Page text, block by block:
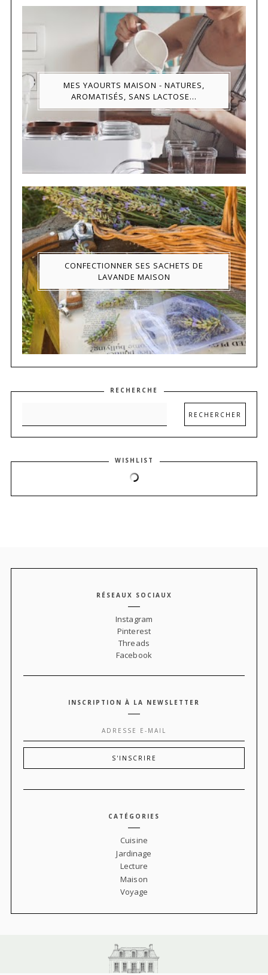
MES YAOURTS MAISON - NATURES,
AROMATISÉS, SANS LACTOSE...
CONFECTIONNER SES SACHETS DE
LAVANDE MAISON
RECHERCHE
WISHLIST
RÉSEAUX SOCIAUX
Instagram
Pinterest
Threads
Facebook
INSCRIPTION À LA NEWSLETTER
CATÉGORIES
Cuisine
Jardinage
Lecture
Maison
Voyage